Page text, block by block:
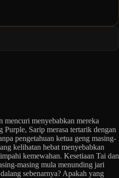
mencuri menyebabkan mereka
Sarip merasa tertarik dengan
pengetahuan ketua geng masing-
kelihatan hebat menyebabkan
kemewahan. Kesetiaan Tai dan
masing mula menunding jari
sebenarnya? Apakah yang